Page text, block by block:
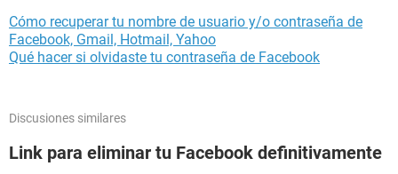
Cómo recuperar tu nombre de usuario y/o contraseña de
Facebook, Gmail, Hotmail, Yahoo
Qué hacer si olvidaste tu contraseña de Facebook
Discusiones similares
Link para eliminar tu Facebook definitivamente